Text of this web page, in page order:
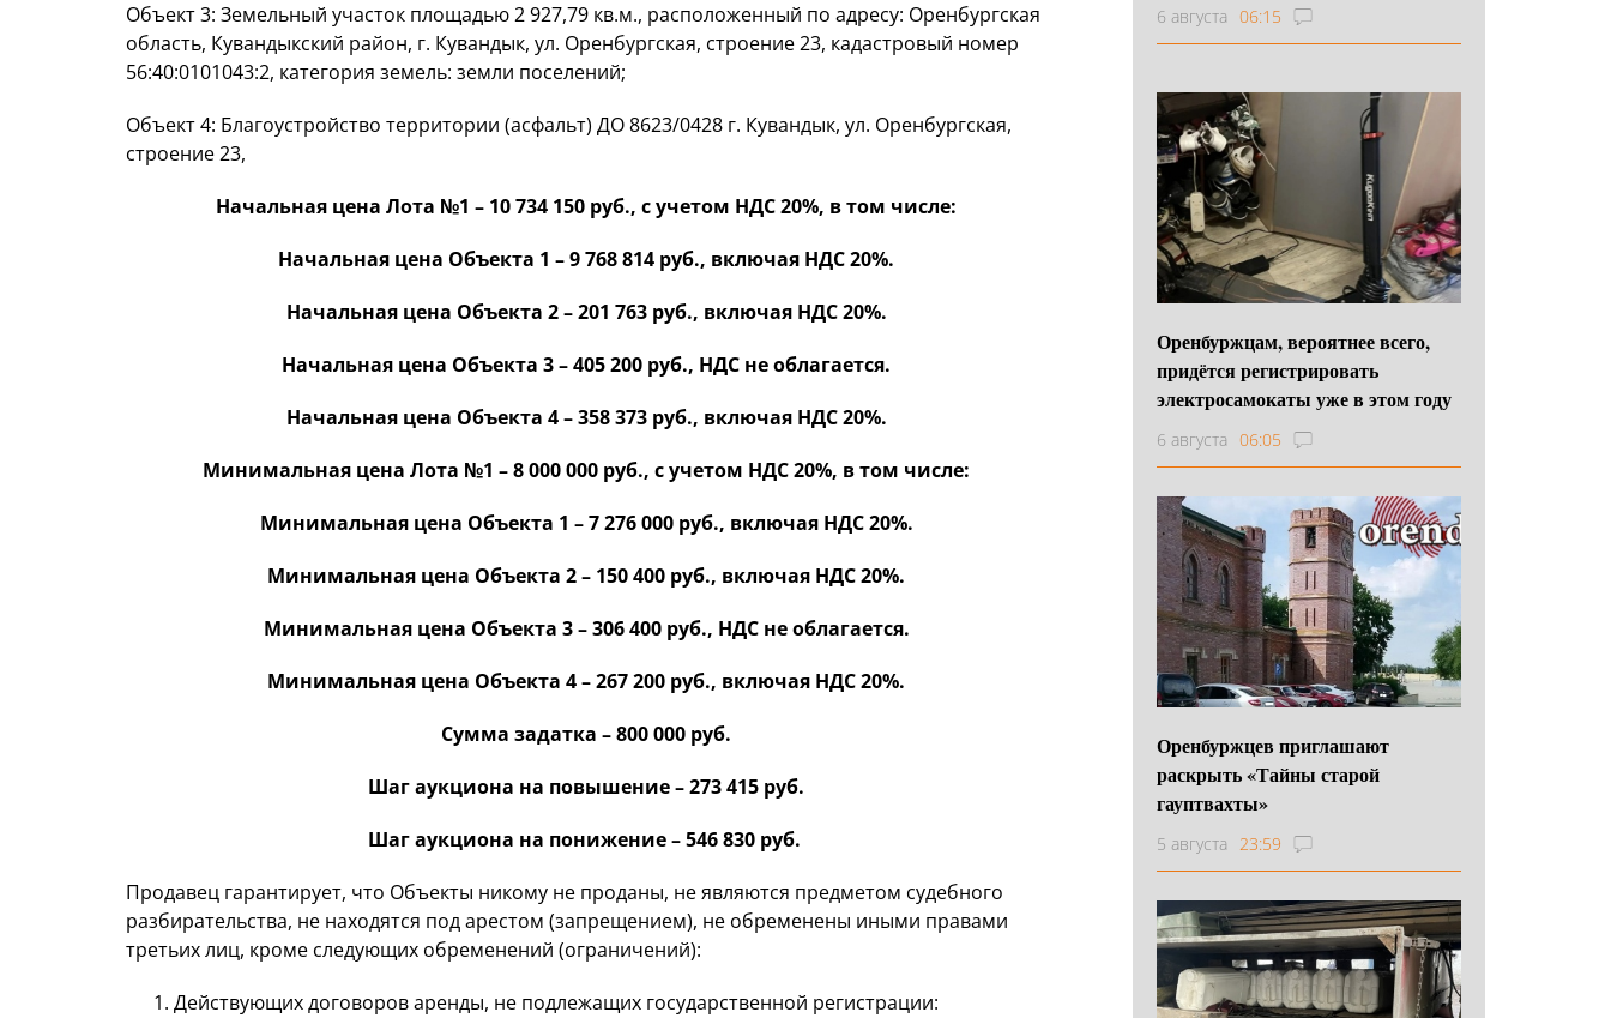
Объект 3: Земельный участок площадью 2 927,79 кв.м., расположенный по адресу: Оренбургская
область, Кувандыкский район, г. Кувандык, ул. Оренбургская, строение 23, кадастровый номер
56:40:0101043:2, категория земель: земли поселений;
Объект 4: Благоустройство территории (асфальт) ДО 8623/0428 г. Кувандык, ул. Оренбургская,
строение 23,
Начальная цена Лота №1 – 10 734 150 руб., с учетом НДС 20%, в том числе:
Начальная цена Объекта 1 – 9 768 814 руб., включая НДС 20%.
Начальная цена Объекта 2 – 201 763 руб., включая НДС 20%.
Начальная цена Объекта 3 – 405 200 руб., НДС не облагается.
Начальная цена Объекта 4 – 358 373 руб., включая НДС 20%.
Минимальная цена Лота №1 – 8 000 000 руб., с учетом НДС 20%, в том числе:
Минимальная цена Объекта 1 – 7 276 000 руб., включая НДС 20%.
Минимальная цена Объекта 2 – 150 400 руб., включая НДС 20%.
Минимальная цена Объекта 3 – 306 400 руб., НДС не облагается.
Минимальная цена Объекта 4 – 267 200 руб., включая НДС 20%.
Сумма задатка – 800 000 руб.
Шаг аукциона на повышение – 273 415 руб.
Шаг аукциона на понижение – 546 830 руб.
Продавец гарантирует, что Объекты никому не проданы, не являются предметом судебного
разбирательства, не находятся под арестом (запрещением), не обременены иными правами
третьих лиц, кроме следующих обременений (ограничений):
Действующих договоров аренды, не подлежащих государственной регистрации:
6 августа 06:15
Оренбуржцам, вероятнее всего,
придётся регистрировать
электросамокаты уже в этом году
6 августа 06:05
Оренбуржцев приглашают
раскрыть «Тайны старой
гауптвахты»
5 августа 23:59